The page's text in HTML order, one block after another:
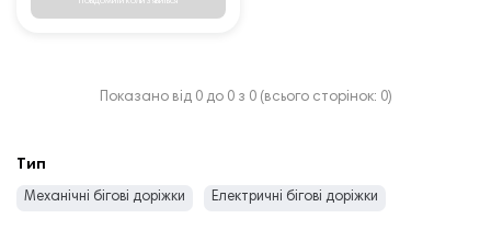
Показано від 0 до 0 з 0 (всього сторінок: 0)
Тип
Механічні бігові доріжки Електричні бігові доріжки